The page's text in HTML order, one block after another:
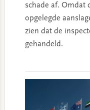
schade af. Omdat
opgelegde
zien dat de
gehandeld.